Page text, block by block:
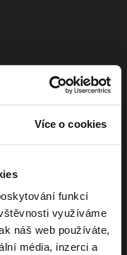
Více o cookies
funkcí
využíváme
náš web používáte,
média, inzerci a